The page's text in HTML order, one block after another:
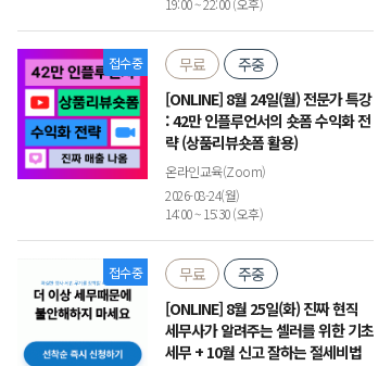
19:00 ~ 22:00 (오후)
접수중 무료
주중
[ONLINE] 8월 24일(월) 전문가 특강
: 42만 인플루언서의 숏폼 수익화 전
략 (상품리뷰숏폼 활용)
온라인교육(Zoom)
2026-08-24(월)
14:00 ~ 15:30 (오후)
접수중 무료
주중
[ONLINE] 8월 25일(화) 진짜 현직
세무사가 알려주는 셀러를 위한 기초
세무 + 10월 신고 잘하는 절세비법